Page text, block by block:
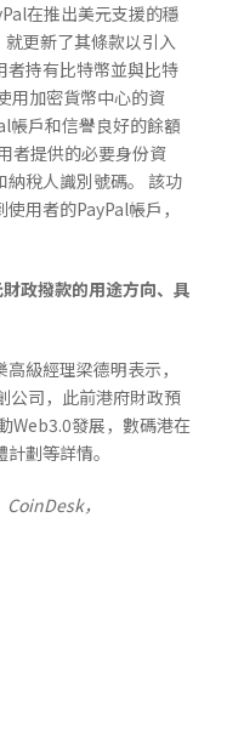
在推出美元支援的穩
就更新了其條款以引入
者持有比特幣並與比特
用加密貨幣中心的資
帳戶和信譽良好的餘額
者提供的必要身份資
納稅人識別號碼。 該功
用者的PayPal帳戶，
政撥款的用途方向、具
級經理梁德明表示，
公司，此前港府財政預
Web3.0發展，數碼港在
劃等詳情。
，